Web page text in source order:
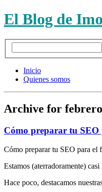
El Blog de
Inicio
Quienes somos
Archive for
Cómo preparar tu SEO
Cómo preparar tu SEO para el
Estamos (aterradoramente)
Hace poco, destacamos